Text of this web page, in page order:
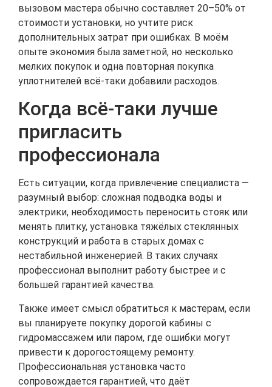
вызовом мастера обычно составляет 20–50% от
стоимости установки, но учтите риск
дополнительных затрат при ошибках. В моём
опыте экономия была заметной, но несколько
мелких покупок и одна повторная покупка
уплотнителей всё-таки добавили расходов.
Когда всё-таки лучше
пригласить
профессионала
Есть ситуации, когда привлечение специалиста —
разумный выбор: сложная подводка воды и
электрики, необходимость переносить стояк или
менять плитку, установка тяжёлых стеклянных
конструкций и работа в старых домах с
нестабильной инженерией. В таких случаях
профессионал выполнит работу быстрее и с
большей гарантией качества.
Также имеет смысл обратиться к мастерам, если
вы планируете покупку дорогой кабины с
гидромассажем или паром, где ошибки могут
привести к дорогостоящему ремонту.
Профессиональная установка часто
сопровождается гарантией, что даёт